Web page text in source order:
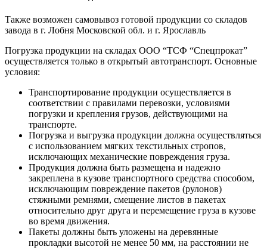
Также возможен самовывоз готовой продукции со складов
завода в г. Лобня Московской обл. и г. Ярославль
Погрузка продукции на складах ООО “ТСФ “Спецпрокат”
осуществляется только в открытый автотранспорт. Основные
условия:
Транспортирование продукции осуществляется в
соответствии с правилами перевозки, условиями
погрузки и крепления грузов, действующими на
транспорте.
Погрузка и выгрузка продукции должна осуществляться
с использованием мягких текстильных стропов,
исключающих механические повреждения груза.
Продукция должна быть размещена и надежно
закреплена в кузове транспортного средства способом,
исключающим повреждение пакетов (рулонов)
стяжными ремнями, смещение листов в пакетах
относительно друг друга и перемещение груза в кузове
во время движения.
Пакеты должны быть уложены на деревянные
прокладки высотой не менее 50 мм, на расстоянии не